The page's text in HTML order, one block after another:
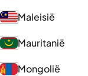
Maleisië
Mauritanië
Mongolië